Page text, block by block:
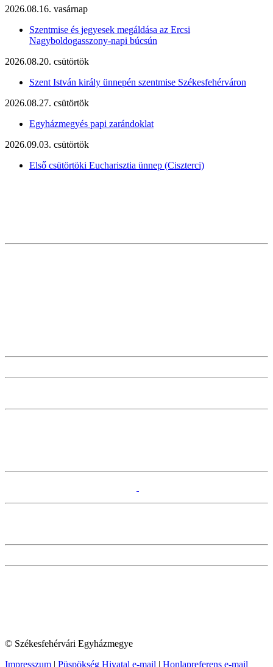
2026.08.16. vasárnap
Szentmise és jegyesek megáldása az Ercsi
Nagyboldogasszony-napi búcsún
2026.08.20. csütörtök
Szent István király ünnepén szentmise Székesfehérváron
2026.08.27. csütörtök
Egyházmegyés papi zarándoklat
2026.09.03. csütörtök
Első csütörtöki Eucharisztia ünnep (Ciszterci)
© Székesfehérvári Egyházmegye
Impresszum | Püspökség Hivatal e-mail | Honlapreferens e-mail